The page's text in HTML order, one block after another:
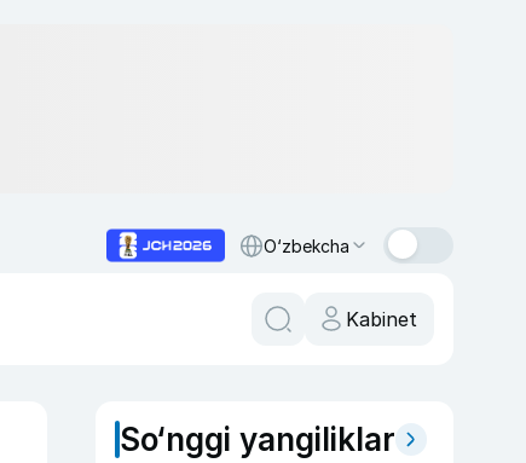
O‘zbekcha
Kabinet
So‘nggi yangiliklar